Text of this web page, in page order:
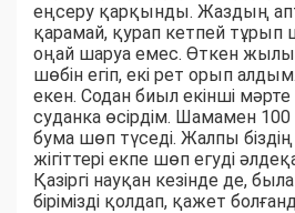
еңсеру қарқынды. Жаздың
қарамай, қурап кетпей тұрып
оңай шаруа емес. Өткен жылы
шөбін егіп, екі рет орып
екен. Содан биыл екінші мәрте
суданка өсірдім. Шамамен
бума шөп түседі. Жалпы
жігіттері екпе шөп егуді
Қазіргі науқан кезінде де,
бірімізді қолдап, қажет